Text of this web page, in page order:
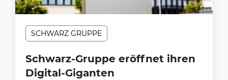
SCHWARZ GRUPPE
Schwarz-Gruppe eröffnet ihren
Digital-Giganten